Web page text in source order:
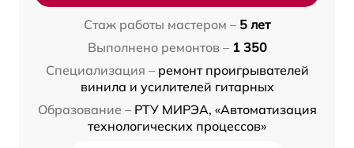
Стаж работы мастером – 5 лет
Выполнено ремонтов – 1 350
Специализация – ремонт проигрывателей
винила и усилителей гитарных
Образование – РТУ МИРЭА, «Автоматизация
технологических процессов»